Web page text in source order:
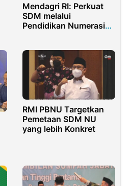
Mendagri RI: Perkuat
SDM melalui
Pendidikan Numerasi
RMI PBNU Targetkan
Pemetaan SDM NU
yang lebih Konkret